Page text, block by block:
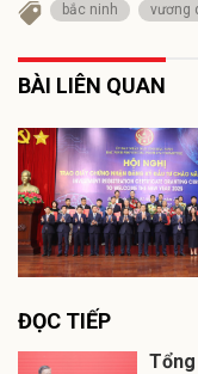
bắc ninh vương
BÀI LIÊN QUAN
ĐỌC TIẾP